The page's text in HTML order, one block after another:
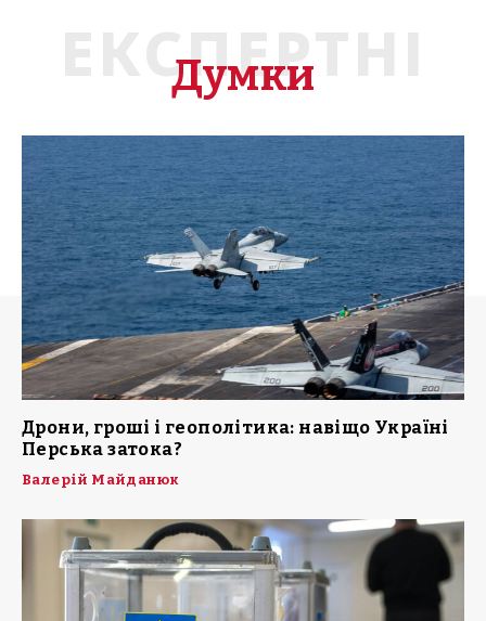
ЕКСПЕРТНІ
Думки
Дрони, гроші і геополітика: навіщо Україні
Перська затока?
Валерій Майданюк